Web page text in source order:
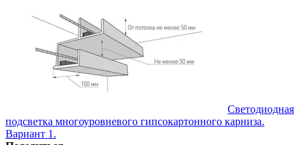
Светодиодная
подсветка многоуровневого гипсокартонного карниза.
Вариант 1.